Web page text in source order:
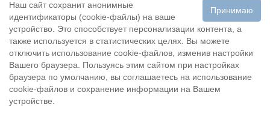
Принимаю
Наш сайт сохранит анонимные
идентификаторы (cookie-файлы) на ваше
устройство. Это способствует персонализации контента, а
также используется в статистических целях. Вы можете
отключить использование cookie-файлов, изменив настройки
Вашего браузера. Пользуясь этим сайтом при настройках
браузера по умолчанию, вы соглашаетесь на использование
cookie-файлов и сохранение информации на Вашем
устройстве.